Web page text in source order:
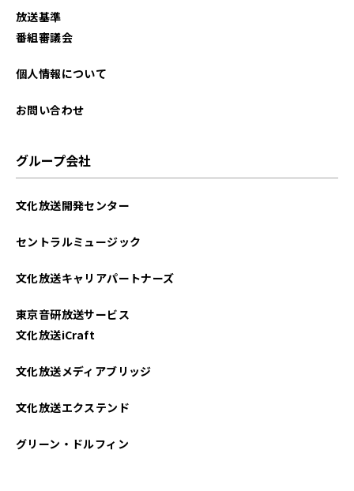
放送基準
番組審議会
個人情報について
お問い合わせ
グループ会社
文化放送開発センター
セントラルミュージック
文化放送キャリアパートナーズ
東京音研放送サービス
文化放送iCraft
文化放送メディアブリッジ
文化放送エクステンド
グリーン・ドルフィン